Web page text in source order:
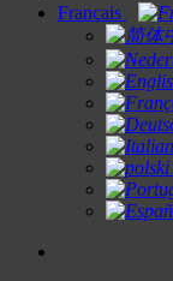
Français